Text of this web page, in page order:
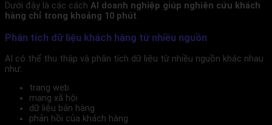
Dưới đây là các cách AI doanh nghiệp giúp nghiên cứu khách
hàng chỉ trong khoảng 10 phút.
Phân tích dữ liệu khách hàng từ nhiều nguồn
AI có thể thu thập và phân tích dữ liệu từ nhiều nguồn khác nhau
như:
trang web
mạng xã hội
dữ liệu bán hàng
phản hồi của khách hàng